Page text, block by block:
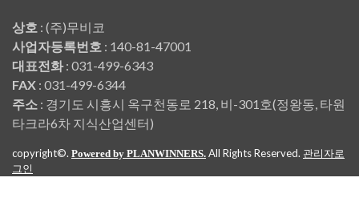
상호 : (주)무비코
사업자등록번호 : 140-81-47001
대표전화: 031-499-6343
FAX : 031-499-6344
주소 : 경기도 시흥시 옥구천동로 218, 비-301호(정왕동, 타원
타크라6차 지식산업센터)
copyright©. Powered by PLANWINNERS. All Rights Reserved. 관리자로
그인